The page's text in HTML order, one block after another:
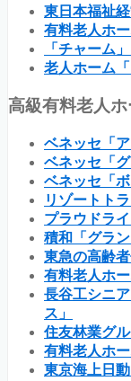
東日本福祉
有料老人ホー
「チャーム
老人ホーム
高級有料老人
ベネッセ「ア
ベネッセ「
ベネッセ「
リゾートト
プラウドラ
積和「グラン
東急の高齢
有料老人ホ
長谷工シニ
ス」
住友林業グ
有料老人ホ
東京海上日